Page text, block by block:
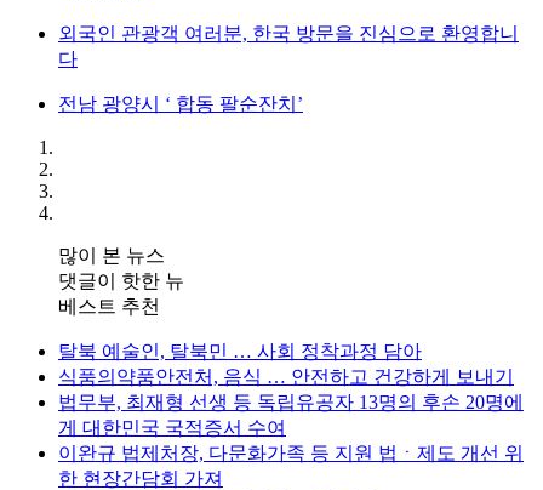
외국인 관광객 여러분, 한국 방문을 진심으로 환영합니
다
전남 광양시 ‘ 합동 팔순잔치’
많이 본 뉴스
댓글이 핫한 뉴
베스트 추천
탈북 예술인, 탈북민 … 사회 정착과정 담아
식품의약품안전처, 음식 … 안전하고 건강하게 보내기
법무부, 최재형 선생 등 독립유공자 13명의 후손 20명에
게 대한민국 국적증서 수여
이완규 법제처장, 다문화가족 등 지원 법ㆍ제도 개선 위
한 현장간담회 가져